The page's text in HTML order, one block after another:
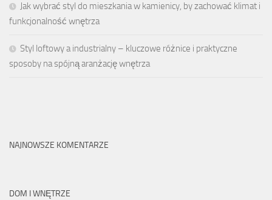
Jak wybrać styl do mieszkania w kamienicy, by zachować klimat i
funkcjonalność wnętrza
Styl loftowy a industrialny – kluczowe różnice i praktyczne
sposoby na spójną aranżację wnętrza
NAJNOWSZE KOMENTARZE
DOM I WNĘTRZE